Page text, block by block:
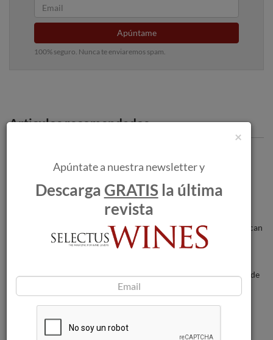
Apúntame
100% seguro. Nunca te enviaremos spam.
Articulos recomendados
presidente de la D.O.P. Somontano
Los incendios forestales amenazan a las
bodegas a medida que las llamas se acercan
a Burdeos.
Brinda el día del Padre con Brut Nature de
Mar de Frades.
Desea feliz Navidad
×
Apúntate a nuestra newsletter y
DescargaGRATIS la última
revista